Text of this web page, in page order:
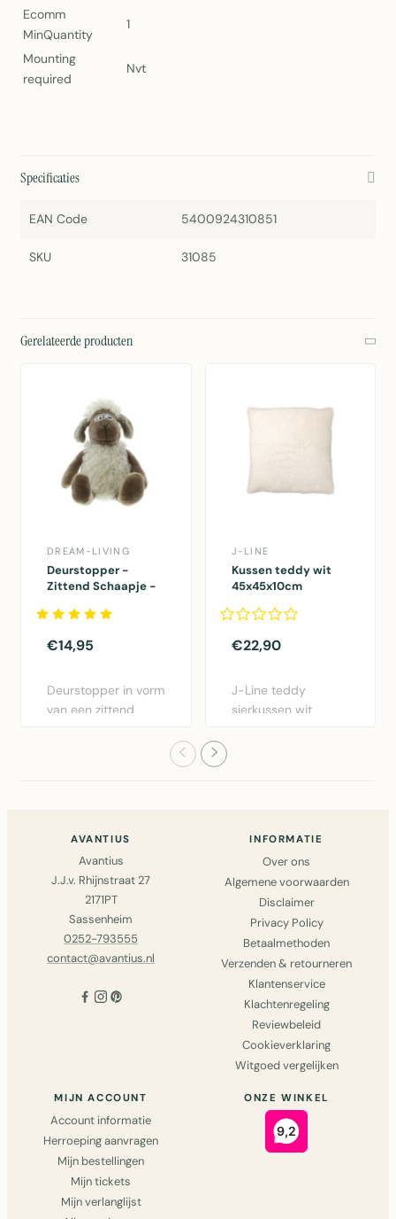
Ecomm
MinQuantity
1
Mounting
required
Nvt
Specificaties
EAN Code 5400924310851
SKU 31085
Gerelateerde producten
DREAM-LIVING
Deurstopper -
Zittend Schaapje -
€14,95
Deurstopper in vorm
van een zittend
J-LINE
Kussen teddy wit
45x45x10cm
€22,90
J-Line teddy
sierkussen wit
AVANTIUS
Avantius
J.J.v. Rhijnstraat 27
2171PT
Sassenheim
0252-793555
contact@avantius.nl
INFORMATIE
Over ons
Algemene voorwaarden
Disclaimer
Privacy Policy
Betaalmethoden
Verzenden & retourneren
Klantenservice
Klachtenregeling
Reviewbeleid
Cookieverklaring
Witgoed vergelijken
MIJN ACCOUNT
Account informatie
Herroeping aanvragen
Mijn bestellingen
Mijn tickets
Mijn verlanglijst
ONZE WINKEL